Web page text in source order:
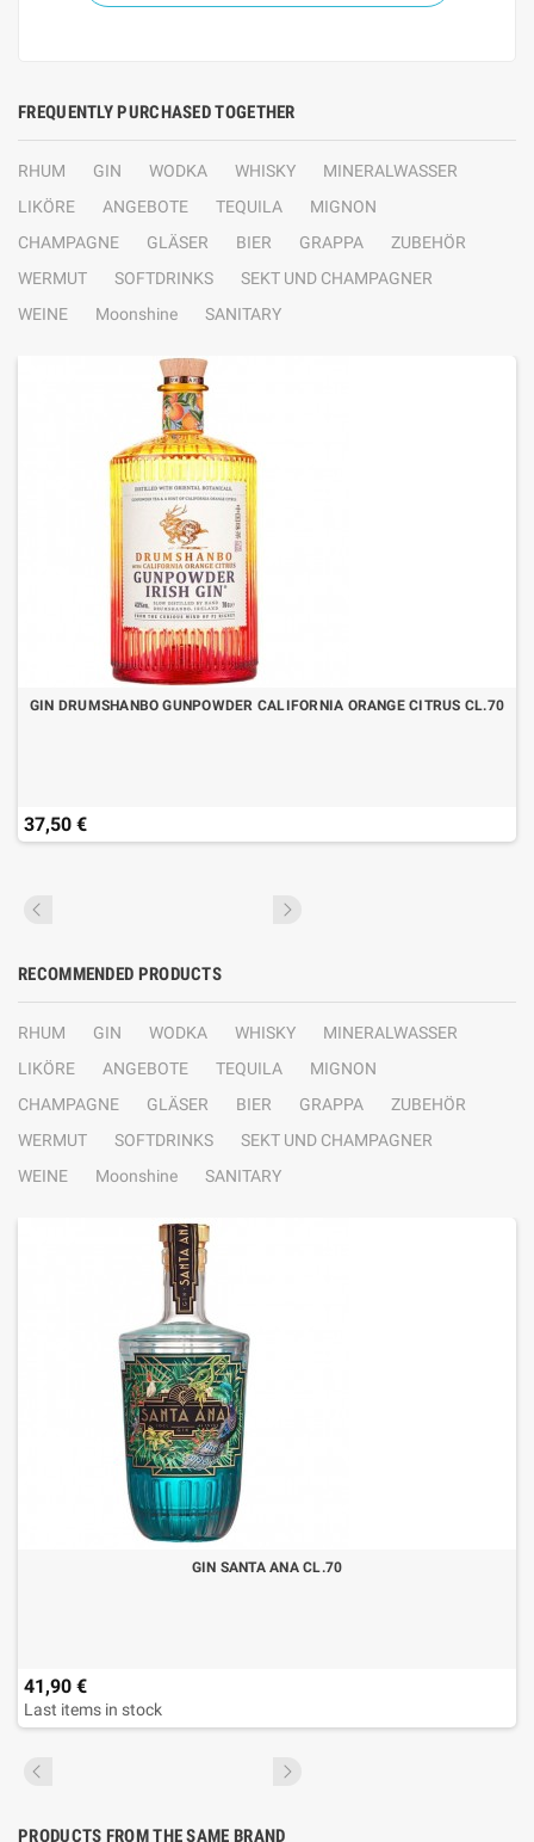
FREQUENTLY PURCHASED TOGETHER
RHUM GIN WODKA WHISKY
MINERALWASSER
LIKÖRE
ANGEBOTE TEQUILA
MIGNON
CHAMPAGNE
GLÄSER BIER GRAPPA
ZUBEHÖR
WERMUT
SOFTDRINKS
SEKT UND CHAMPAGNER
WEINE
Moonshine SANITARY
GIN DRUMSHANBO GUNPOWDER CALIFORNIA ORANGE CITRUS CL.70
37,50 €
RECOMMENDED PRODUCTS
RHUM GIN WODKA WHISKY
MINERALWASSER
LIKÖRE
ANGEBOTE TEQUILA
MIGNON
CHAMPAGNE
GLÄSER BIER GRAPPA
ZUBEHÖR
WERMUT
SOFTDRINKS
SEKT UND CHAMPAGNER
WEINE
Moonshine SANITARY
GIN SANTA ANA CL.70
41,90 €
Last items in stock
PRODUCTS FROM THE SAME BRAND